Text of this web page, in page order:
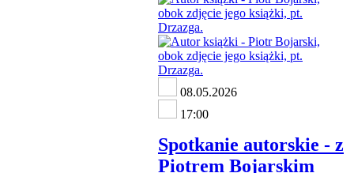
08.05.2026
17:00
Spotkanie autorskie - z
Piotrem Bojarskim